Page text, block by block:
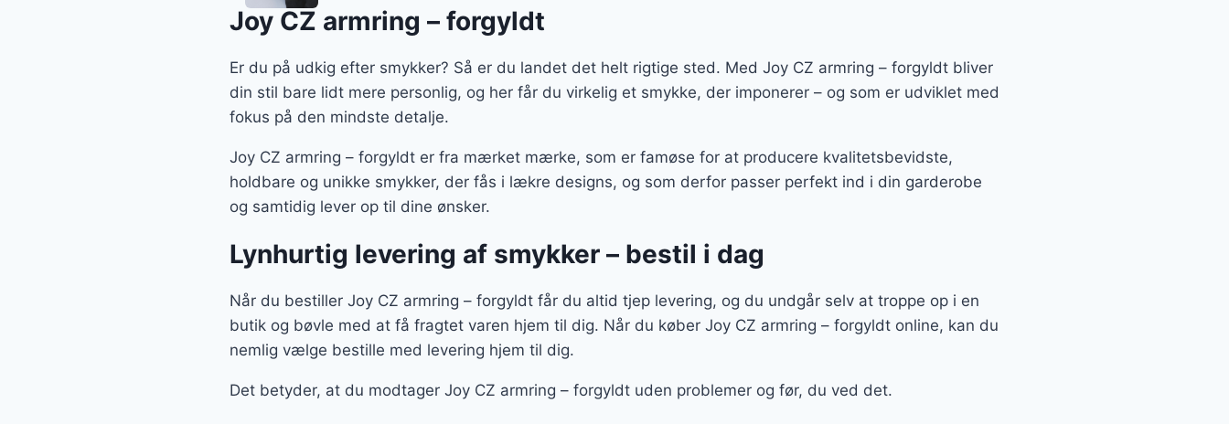
Joy CZ armring – forgyldt
Er du på udkig efter smykker? Så er du landet det helt rigtige sted. Med Joy CZ armring – forgyldt bliver
din stil bare lidt mere personlig, og her får du virkelig et smykke, der imponerer – og som er udviklet med
fokus på den mindste detalje.
Joy CZ armring – forgyldt er fra mærket mærke, som er famøse for at producere kvalitetsbevidste,
holdbare og unikke smykker, der fås i lækre designs, og som derfor passer perfekt ind i din garderobe
og samtidig lever op til dine ønsker.
Lynhurtig levering af smykker – bestil i dag
Når du bestiller Joy CZ armring – forgyldt får du altid tjep levering, og du undgår selv at troppe op i en
butik og bøvle med at få fragtet varen hjem til dig. Når du køber Joy CZ armring – forgyldt online, kan du
nemlig vælge bestille med levering hjem til dig.
Det betyder, at du modtager Joy CZ armring – forgyldt uden problemer og før, du ved det.